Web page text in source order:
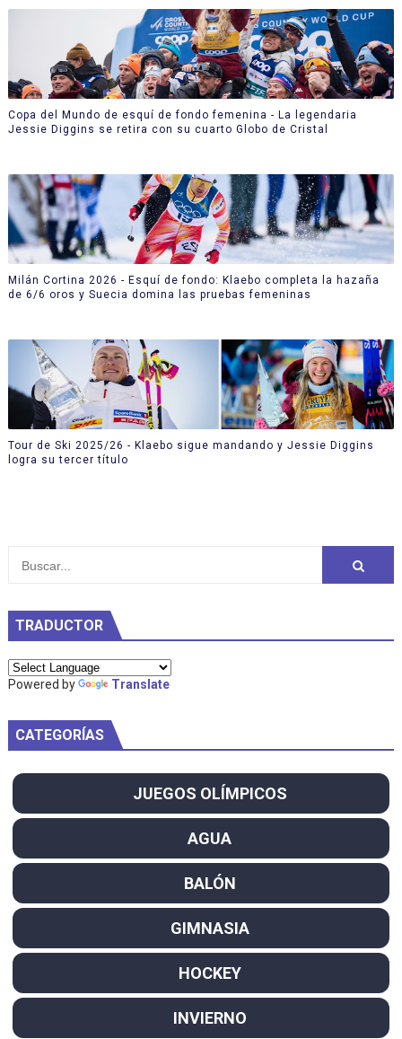
Copa del Mundo de esquí de fondo femenina - La legendaria
Jessie Diggins se retira con su cuarto Globo de Cristal
Milán Cortina 2026 - Esquí de fondo: Klaebo completa la hazaña
de 6/6 oros y Suecia domina las pruebas femeninas
Tour de Ski 2025/26 - Klaebo sigue mandando y Jessie Diggins
logra su tercer título
TRADUCTOR
Powered by Translate
CATEGORÍAS
JUEGOS OLÍMPICOS
AGUA
BALÓN
GIMNASIA
HOCKEY
INVIERNO